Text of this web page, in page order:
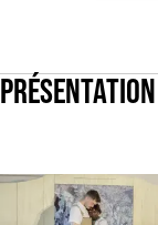
PRÉSENTATION